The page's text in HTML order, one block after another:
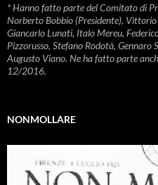
* Hanno fatto parte del Comitato di
Norberto Bobbio (Presidente),
Giancarlo Lunati, Italo Mereu,
Pizzorusso, Stefano Rodotà, Gennaro
Augusto Viano. Ne ha fatto parte
12/2016.
NONMOLLARE